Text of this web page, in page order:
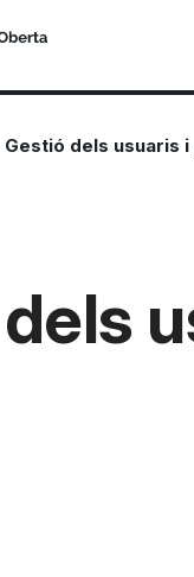
Gestió dels usuaris